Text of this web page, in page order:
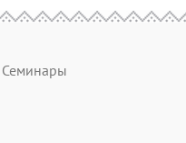
Семинары